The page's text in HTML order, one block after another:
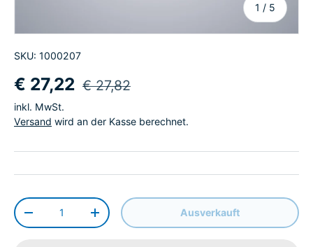
1 / von
5
SKU: 1000207
€ 27,22 € 27,82
inkl. MwSt.
Versand wird an der Kasse berechnet.
Anzahl
-
+ Ausverkauft